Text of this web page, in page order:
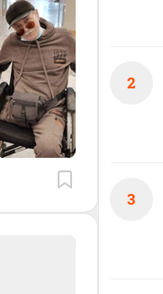
2
3